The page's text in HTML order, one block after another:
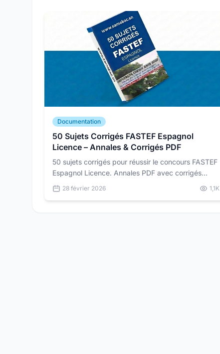
Documentation
50 Sujets Corrigés FASTEF Espagnol
Licence – Annales & Corrigés PDF
50 sujets corrigés pour réussir le concours FASTEF
Espagnol Licence. Annales PDF avec corrigés
détaillés pour vous préparer dans les conditions
réelles du concours.
28 février 2026 1,1K